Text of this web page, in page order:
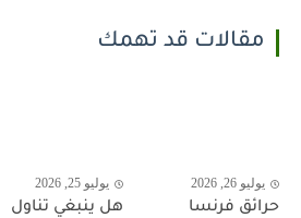
مقالات قد تهمك
يوليو 26, 2026
حرائق فرنسا
يوليو 25, 2026
هل ينبغي تناول